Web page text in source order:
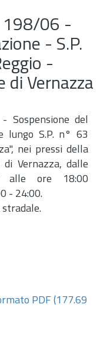
198/06 -
- S.P.
-
di Vernazza
Sospensione del
lungo S.P. n° 63
nei pressi della
di Vernazza, dalle
alle ore 18:00
- 24:00.
PDF (177.69